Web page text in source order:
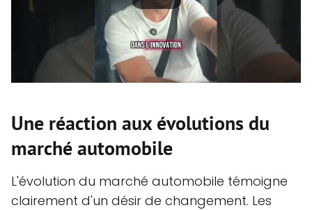
Une réaction aux évolutions du
marché automobile
L'évolution du marché automobile témoigne
clairement d'un désir de changement. Les